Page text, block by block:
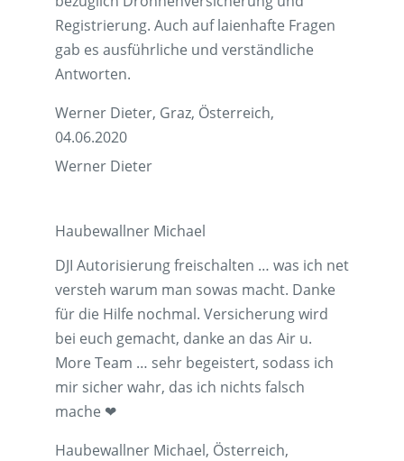
Registrierung. Auch auf laienhafte Fragen
gab es ausführliche und verständliche
Antworten.
Werner Dieter, Graz, Österreich,
04.06.2020
Werner Dieter
Haubewallner Michael
DJI Autorisierung freischalten … was ich net
versteh warum man sowas macht. Danke
für die Hilfe nochmal. Versicherung wird
bei euch gemacht, danke an das Air u.
More Team … sehr begeistert, sodass ich
mir sicher wahr, das ich nichts falsch
mache ❤
Haubewallner Michael, Österreich,